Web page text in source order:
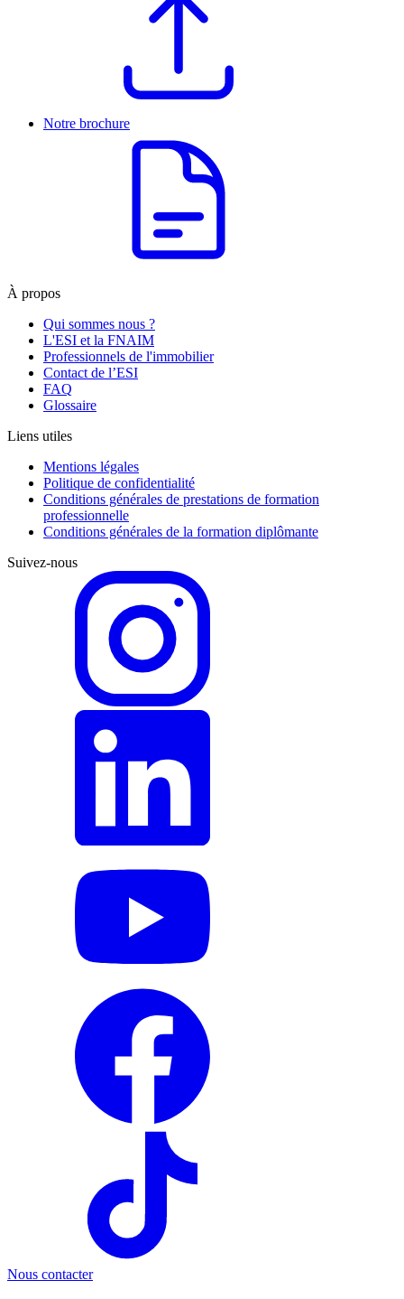
Notre brochure
À propos
Qui sommes nous ?
L'ESI et la FNAIM
Professionnels de l'immobilier
Contact de l’ESI
FAQ
Glossaire
Liens utiles
Mentions légales
Politique de confidentialité
Conditions générales de prestations de formation
professionnelle
Conditions générales de la formation diplômante
Suivez-nous
Nous contacter